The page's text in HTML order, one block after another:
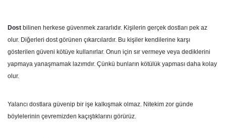
Dost bilinen herkese güvenmek zararlıdır. Kişilerin gerçek dostları pek az
olur. Diğerleri dost görünen çıkarcılardır. Bu kişiler kendilerine karşı
gösterilen güveni kötüye kullanırlar. Onun için sır vermeye veya dediklerini
yapmaya yanaşmamak lazımdır. Çünkü bunların kötülük yapması daha kolay
olur.
Yalancı dostlara güvenip bir işe kalkışmak olmaz. Nitekim zor günde
böylelerinin çevremizden kaçıştıklarını görürüz.